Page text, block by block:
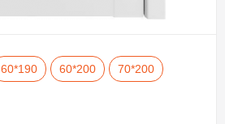
60*190 60*200 70*200